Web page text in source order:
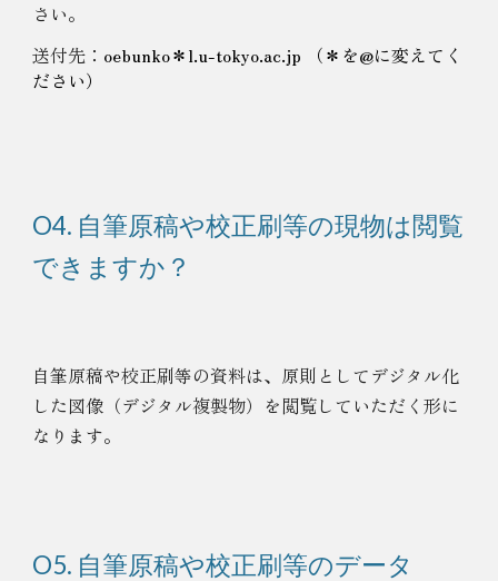
さい。
送付先： oebunko＊l.u-tokyo.ac.jp （＊を@に変えてく
ださい）
O4. 自筆原稿や校正刷等の現物は閲覧
できますか？
自筆原稿や校正刷等の資料は、原則としてデジタル化
した図像（デジタル複製物）を閲覧していただく形に
なります。
O5. 自筆原稿や校正刷等のデータ